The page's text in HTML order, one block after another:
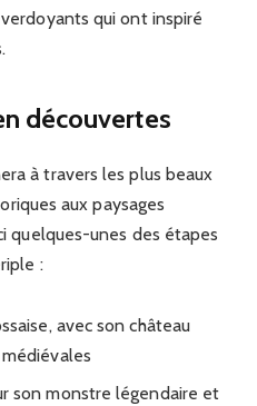
qui ont inspiré
découvertes
à travers les plus beaux
aux paysages
quelques-unes des étapes
:
avec son château
son monstre légendaire et